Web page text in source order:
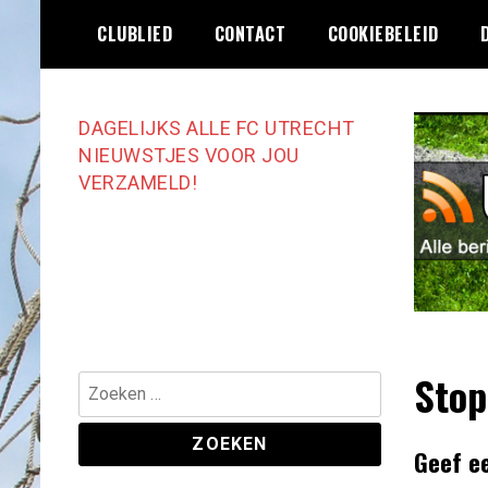
de
CLUBLIED CONTACT COOKIEBELEID
DAGELIJKS ALLE FC UTRECHT
NIEUWSTJES VOOR JOU
VERZAMELD!
Geef
Zoeken
naar: